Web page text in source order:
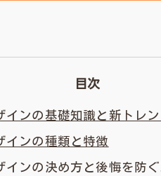
目次
インの基礎知識と新トレ
インの種類と特徴
インの決め方と後悔を防